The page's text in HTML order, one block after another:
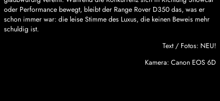
oder Performance bewegt, bleibt der Range Rover D350 das, was er
schon immer war: die leise Stimme des Luxus, die keinen Beweis mehr
schuldig ist.
Text / Fotos: NEU!
Kamera: Canon EOS 6D